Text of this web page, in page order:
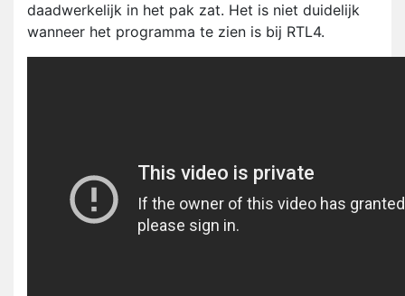
daadwerkelijk in het pak zat. Het is niet duidelijk
wanneer het programma te zien is bij RTL4.